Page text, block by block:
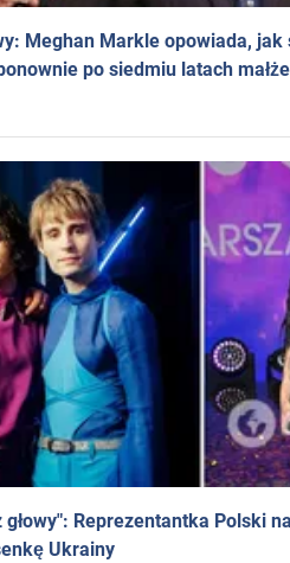
Meghan Markle opowiada, jak
po siedmiu latach
Reprezentantka Polski
Ukrainy